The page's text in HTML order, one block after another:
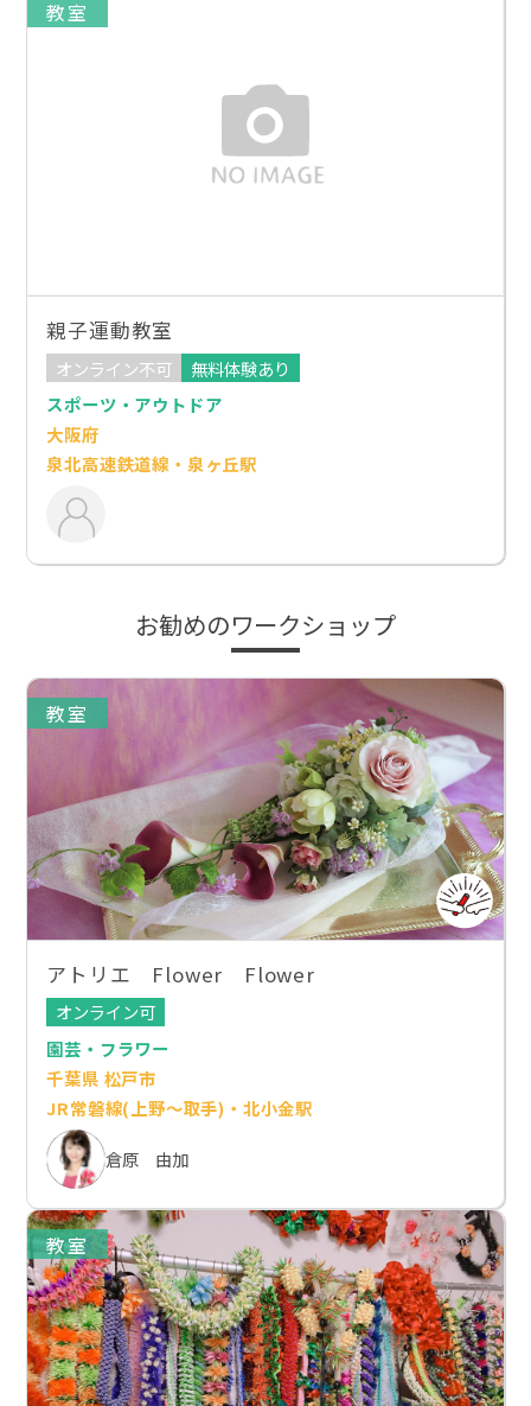
教室
親子運動教室
オンライン不可
無料体験あり
スポーツ・アウトドア
大阪府
泉北高速鉄道線・泉ヶ丘駅
お勧めのワークショップ
教室
アトリエ Flower Flower
オンライン可
園芸・フラワー
千葉県 松戸市
JR常磐線(上野～取手)・北小金駅
倉原 由加
教室